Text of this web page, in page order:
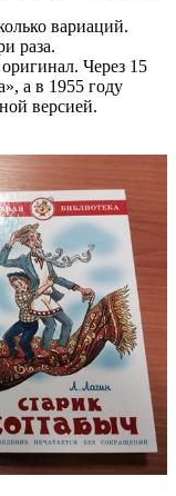
вариаций.
раза.
Через 15
а в 1955 году
версией.